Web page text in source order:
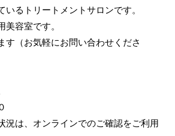
いるトリートメントサロンです。
美容室です。
す（お気軽にお問い合わせくださ
況は、オンラインでのご確認をご利用